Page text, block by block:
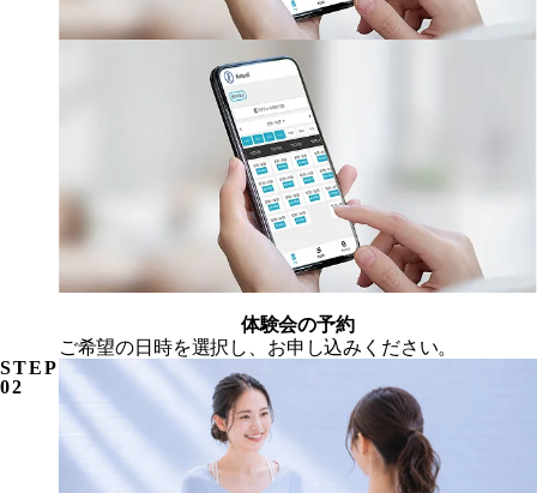
体験会の予約
ご希望の日時を選択し、お申し込みください。
STEP
02